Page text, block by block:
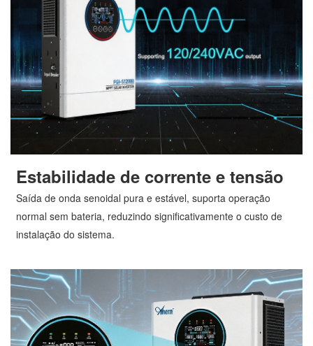
Estabilidade de corrente e tensão
Saída de onda senoidal pura e estável, suporta operação
normal sem bateria, reduzindo significativamente o custo de
instalação do sistema.